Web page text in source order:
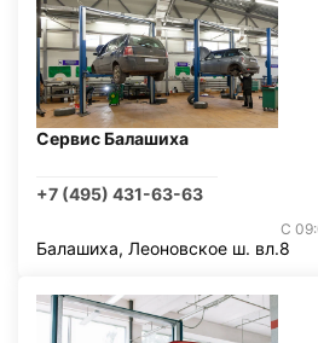
Сервис Балашиха
+7 (495) 431-63-63
С
Балашиха, Леоновское ш. вл.8